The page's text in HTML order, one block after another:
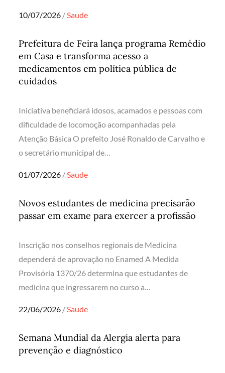
Posted
10/07/2026 Saude
Prefeitura de Feira lança programa Remédio
em Casa e transforma acesso a
medicamentos em política pública de
cuidados
Iniciativa beneficiará idosos, acamados e pessoas com
dificuldade de locomoção acompanhadas pela
Atenção Básica O prefeito José Ronaldo de Carvalho e
o secretário municipal de…
Posted
01/07/2026 Saude
Novos estudantes de medicina precisarão
passar em exame para exercer a profissão
Inscrição nos conselhos regionais de Medicina
dependerá de aprovação no Enamed A Medida
Provisória 1370/26 determina que estudantes de
medicina que ingressarem no curso a…
Posted
22/06/2026 Saude
Semana Mundial da Alergia alerta para
prevenção e diagnóstico